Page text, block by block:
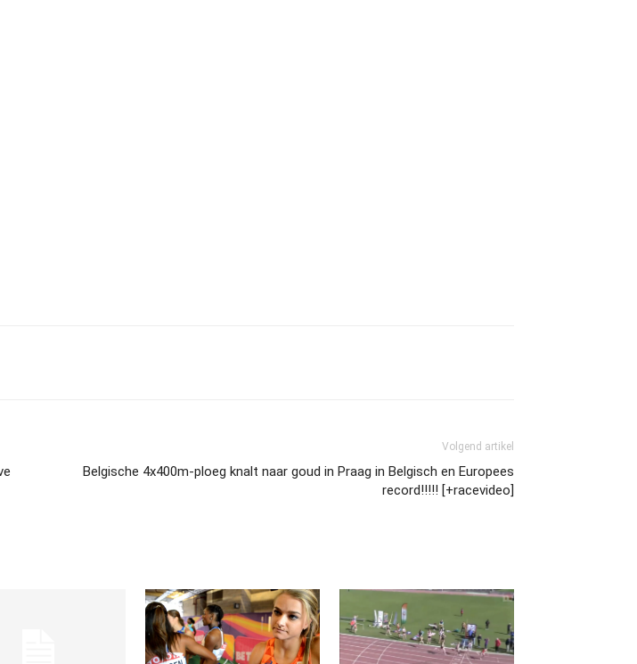
Volgend artikel
Belgische 4x400m-ploeg knalt naar goud in Praag in Belgisch en Europees
record!!!!! [+racevideo]